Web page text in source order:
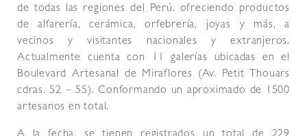
de todas las regiones del Perú, ofreciendo productos
de alfarería, cerámica, orfebrería, joyas y más, a
vecinos y visitantes nacionales y extranjeros.
Actualmente cuenta con 11 galerías ubicadas en el
Boulevard Artesanal de Miraflores (Av. Petit Thouars
cdras. 52 – 55). Conformando un aproximado de 1500
artesanos en total.